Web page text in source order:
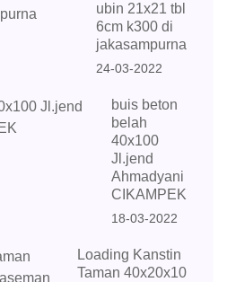
ubin 21x21 tbl
6cm k300 di
jakasampurna
24-03-2022
buis beton
belah
40x100
Jl.jend
Ahmadyani
CIKAMPEK
18-03-2022
Loading Kanstin
Taman 40x20x10